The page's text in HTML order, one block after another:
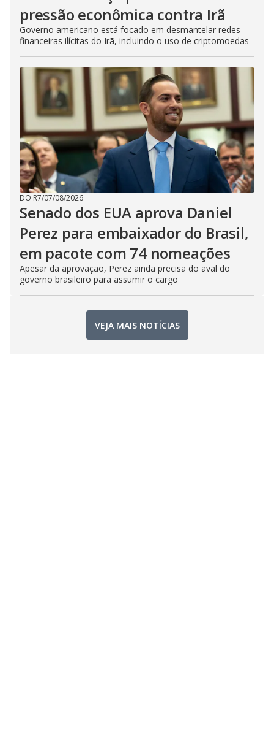
pressão econômica contra Irã
Governo americano está focado em desmantelar redes
financeiras ilícitas do Irã, incluindo o uso de criptomoedas
DO R7/07/08/2026
Senado dos EUA aprova Daniel
Perez para embaixador do Brasil,
em pacote com 74 nomeações
Apesar da aprovação, Perez ainda precisa do aval do
governo brasileiro para assumir o cargo
VEJA MAIS NOTÍCIAS